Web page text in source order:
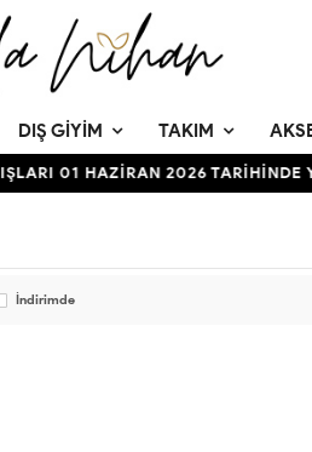
DIŞ GIYIM TAKIM
01 HAZİRAN 2026 TARİHİNDE
İndirimde